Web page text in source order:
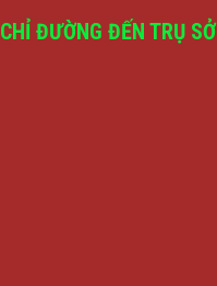
CHỈ ĐƯỜNG ĐẾN TRỤ SỞ